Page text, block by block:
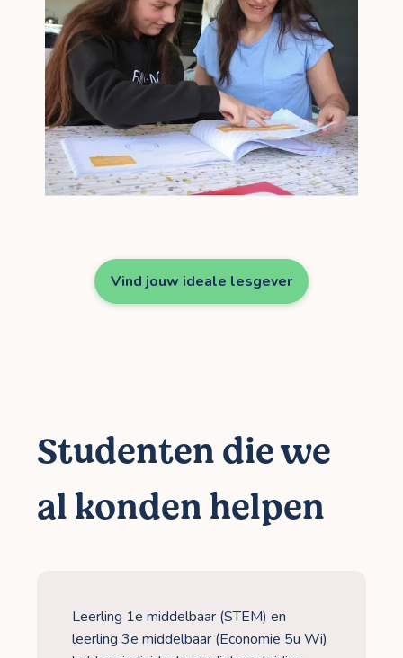
Vind jouw ideale lesgever
Studenten die we
al konden helpen
Leerling 1e middelbaar (STEM) en
leerling 3e middelbaar (Economie 5u Wi)